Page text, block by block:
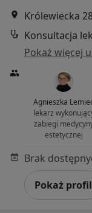
Królewiecka
Pokaż więcej
Agnieszka
lekarz
zabiegi
estetycznej
Pokaż profil